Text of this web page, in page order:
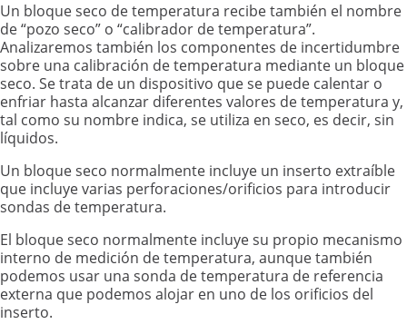
Un bloque seco de temperatura recibe también el nombre
de “pozo seco” o “calibrador de temperatura”.
Analizaremos también los componentes de incertidumbre
sobre una calibración de temperatura mediante un bloque
seco. Se trata de un dispositivo que se puede calentar o
enfriar hasta alcanzar diferentes valores de temperatura y,
tal como su nombre indica, se utiliza en seco, es decir, sin
líquidos.
Un bloque seco normalmente incluye un inserto extraíble
que incluye varias perforaciones/orificios para introducir
sondas de temperatura.
El bloque seco normalmente incluye su propio mecanismo
interno de medición de temperatura, aunque también
podemos usar una sonda de temperatura de referencia
externa que podemos alojar en uno de los orificios del
inserto.